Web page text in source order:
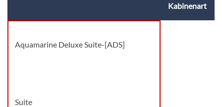
Kabinenart
Aquamarine Deluxe Suite-[ADS]
Suite